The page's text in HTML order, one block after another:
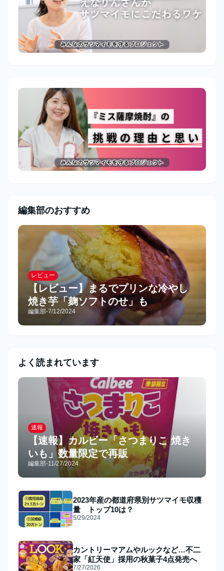
編集部のおすすめ
レビュー
【レビュー】まるでプリンな冷やし
焼き芋「麹ソフトのせ」も
編集部-7/12/2024
よく読まれています
速報
【速報】カルビー「さつまりこ 焼き
いも」数量限定で再販
編集部-11/27/2024
2023年産の都道府県別サツマイモ収穫
量 トップ10は？
5/29/2024
カントリーマアムやルックなど…不二
家「紅天使」採用の秋菓子4点発売へ
7/27/2026